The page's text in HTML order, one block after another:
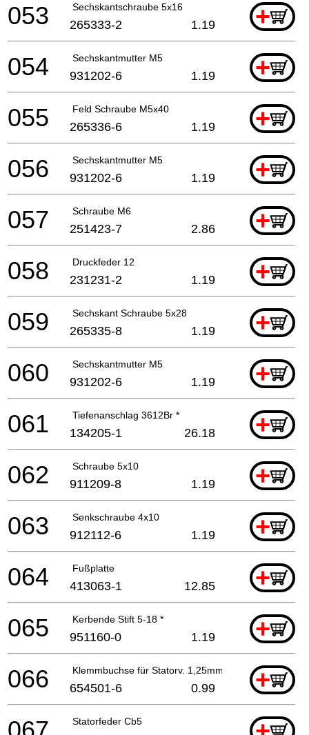
Sechskantschraube 5x16 +
053 265333-2 1.19
Sechskantmutter M5 +
054 931202-6 1.19
Feld Schraube M5x40 +
055 265336-6 1.19
Sechskantmutter M5 +
056 931202-6 1.19
Schraube M6 +
057 251423-7 2.86
Druckfeder 12 +
058 231231-2 1.19
Sechskant Schraube 5x28 +
059 265335-8 1.19
Sechskantmutter M5 +
060 931202-6 1.19
Tiefenanschlag 3612Br * +
061 134205-1 26.18
Schraube 5x10 +
062 911209-8 1.19
Senkschraube 4x10 +
063 912112-6 1.19
Fußplatte +
064 413063-1 12.85
Kerbende Stift 5-18 * +
065 951160-0 1.19
Klemmbuchse für Statorv. 1,25mm +
066 654501-6 0.99
Statorfeder Cb5